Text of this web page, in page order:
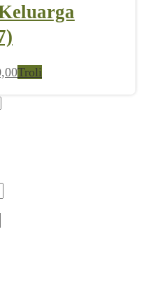
Harga
Troli